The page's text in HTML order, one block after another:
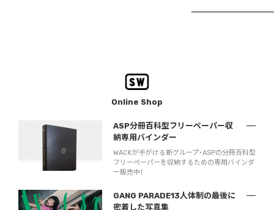
Online Shop
ASP分冊百科型フリーペーパー収
納専用バインダー
WACKが手がける新グループ・ASPの分冊百科型
フリーペーパーを収納するための専用バインダ
ー販売中！
GANG PARADE13人体制の最後に
密着した写真集